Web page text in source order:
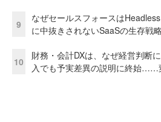
9
なぜセールスフォースは
に中抜きされないSaaSの生存戦
10
財務・会計DXは、なぜ経営判断
入でも予実差異の説明に終始……